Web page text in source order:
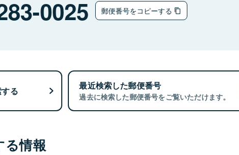
0025 郵便番号をコピーする
る 最近検索した郵便番号
過去に検索した郵便番号をご覧いただけます。
る情報